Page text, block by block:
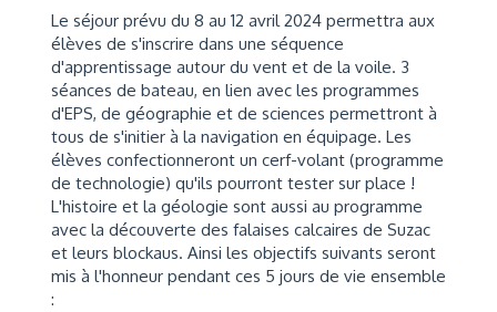
Le séjour prévu du 8 au 12 avril 2024 permettra aux
élèves de s'inscrire dans une séquence
d'apprentissage autour du vent et de la voile. 3
séances de bateau, en lien avec les programmes
d'EPS, de géographie et de sciences permettront à
tous de s'initier à la navigation en équipage. Les
élèves confectionneront un cerf-volant (programme
de technologie) qu'ils pourront tester sur place !
L'histoire et la géologie sont aussi au programme
avec la découverte des falaises calcaires de Suzac
et leurs blockaus. Ainsi les objectifs suivants seront
mis à l'honneur pendant ces 5 jours de vie ensemble
: